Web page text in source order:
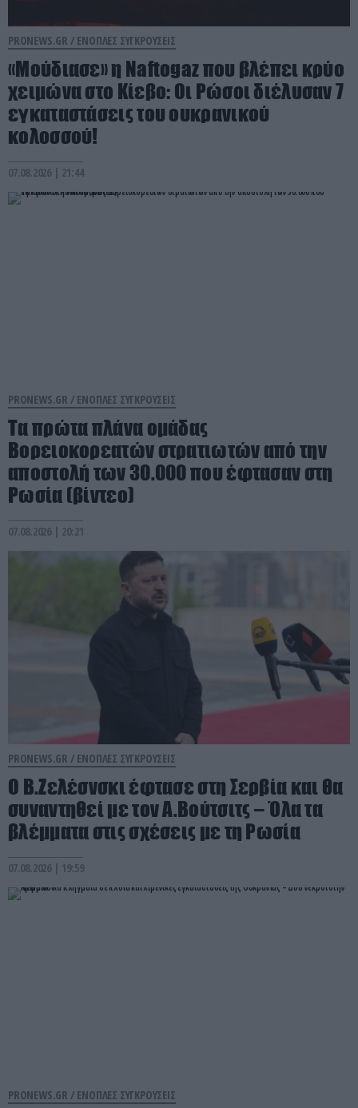
PRONEWS.GR / ΕΝΟΠΛΕΣ ΣΥΓΚΡΟΥΣΕΙΣ
«Μούδιασε» η Naftogaz που βλέπει κρύο
χειμώνα στο Κίεβο: Οι Ρώσοι διέλυσαν 7
εγκαταστάσεις του ουκρανικού
κολοσσού!
07.08.2026 | 21:44
PRONEWS.GR / ΕΝΟΠΛΕΣ ΣΥΓΚΡΟΥΣΕΙΣ
Τα πρώτα πλάνα ομάδας
Βορειοκορεατών στρατιωτών από την
αποστολή των 30.000 που έφτασαν στη
Ρωσία (βίντεο)
07.08.2026 | 20:21
PRONEWS.GR / ΕΝΟΠΛΕΣ ΣΥΓΚΡΟΥΣΕΙΣ
Ο Β.Ζελέσνσκι έφτασε στη Σερβία και θα
συναντηθεί με τον Α.Βούτσιτς – Όλα τα
βλέμματα στις σχέσεις με τη Ρωσία
07.08.2026 | 19:59
PRONEWS.GR / ΕΝΟΠΛΕΣ ΣΥΓΚΡΟΥΣΕΙΣ